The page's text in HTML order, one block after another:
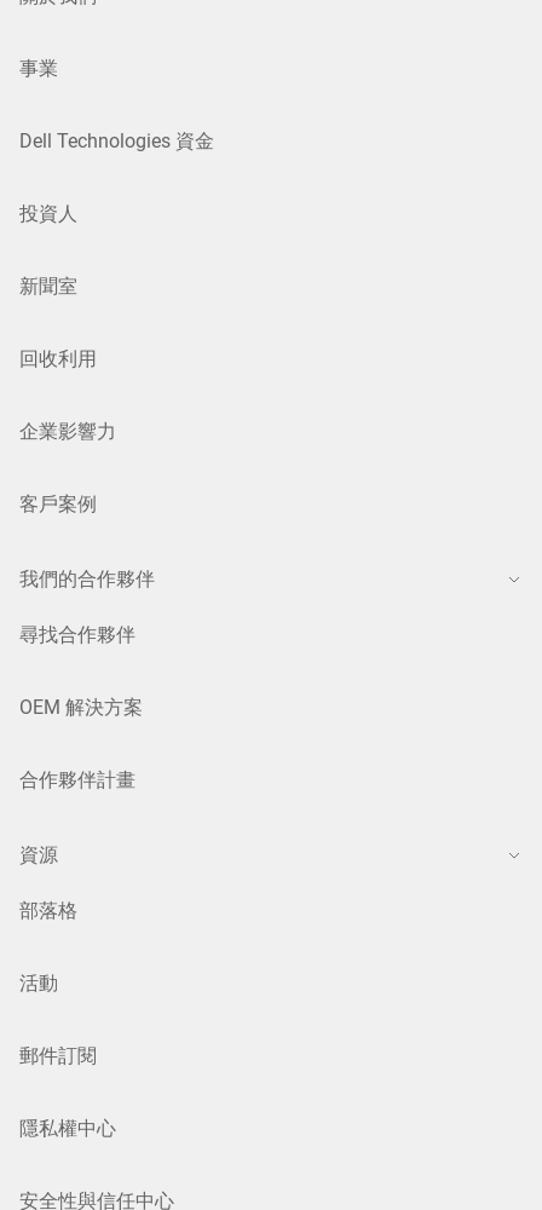
事業
Dell Technologies 資金
投資人
新聞室
回收利用
企業影響力
客戶案例
我們的合作夥伴
尋找合作夥伴
OEM 解決方案
合作夥伴計畫
資源
部落格
活動
郵件訂閱
隱私權中心
安全性與信任中心